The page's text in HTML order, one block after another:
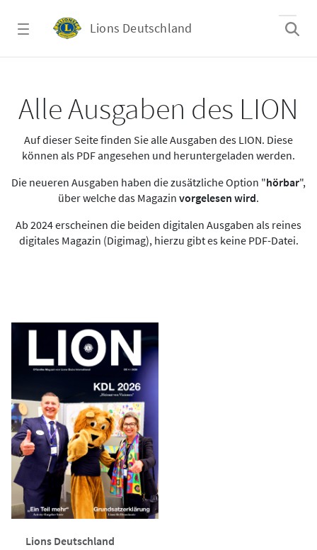
Lions Deutschland
Alle Ausgaben des LION
Auf dieser Seite finden Sie alle Ausgaben des LION. Diese
können als PDF angesehen und heruntergeladen werden.
Die neueren Ausgaben haben die zusätzliche Option "hörbar",
über welche das Magazin vorgelesen wird.
Ab 2024 erscheinen die beiden digitalen Ausgaben als reines
digitales Magazin (Digimag), hierzu gibt es keine PDF-Datei.
Lions Deutschland